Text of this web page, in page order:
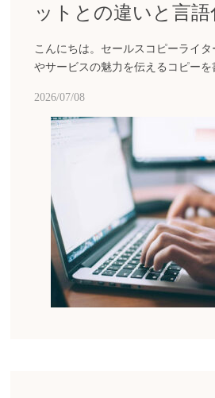
ットとの違いと言
こんにちは。セールスコピーライ
やサービスの魅力を伝えるコピーを
2026/07/08